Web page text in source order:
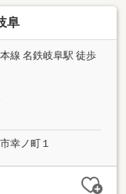
・ダイニングには
断熱性と結露防止
に玄関前にゴミを
ます。（ゴミ回収
ネットサービス
阜
線 名鉄岐阜駅 徒歩
幸ノ町１